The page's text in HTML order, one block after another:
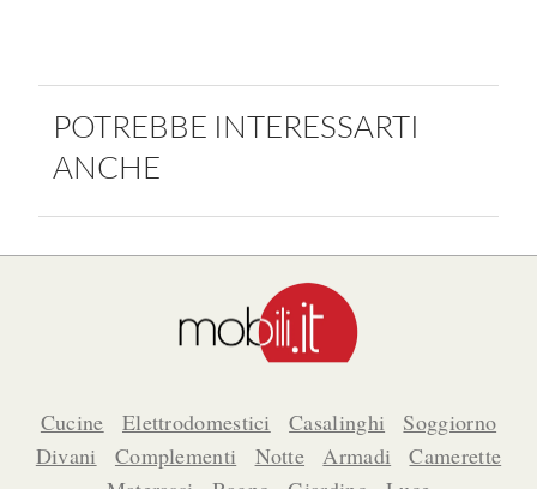
POTREBBE INTERESSARTI
ANCHE
Cucine Elettrodomestici Casalinghi
Soggiorno
Divani
Complementi Notte Armadi
Camerette